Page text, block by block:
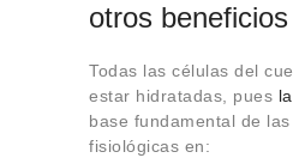
otros beneficios
Todas las células del
estar hidratadas, pues
base fundamental de
fisiológicas en: